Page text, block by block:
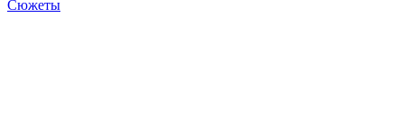
Сюжеты